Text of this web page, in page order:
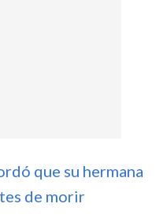
que su hermana
de morir